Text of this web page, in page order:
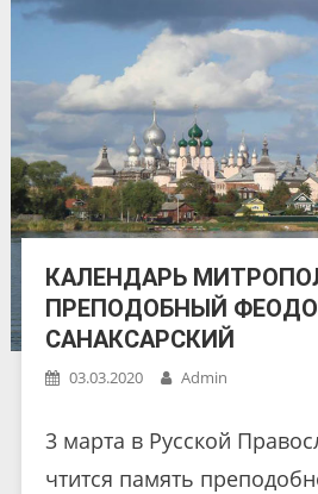
КАЛЕНДАРЬ
ПРЕПОДОБНЫЙ
САНАКСАРСКИЙ
03.03.2020 Admin
3 марта в Русской
чтится память